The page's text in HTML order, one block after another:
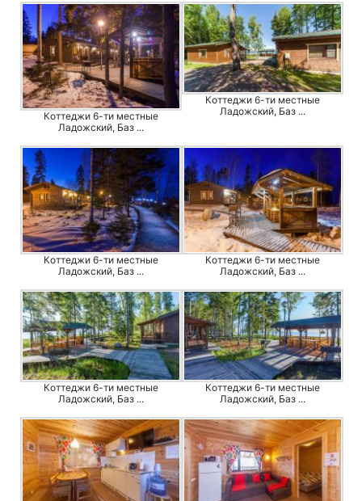
Коттеджи 6-ти местные
Ладожский, Баз ...
Коттеджи 6-ти местные
Ладожский, Баз ...
Коттеджи 6-ти местные
Ладожский, Баз ...
Коттеджи 6-ти местные
Ладожский, Баз ...
Коттеджи 6-ти местные
Ладожский, Баз ...
Коттеджи 6-ти местные
Ладожский, Баз ...